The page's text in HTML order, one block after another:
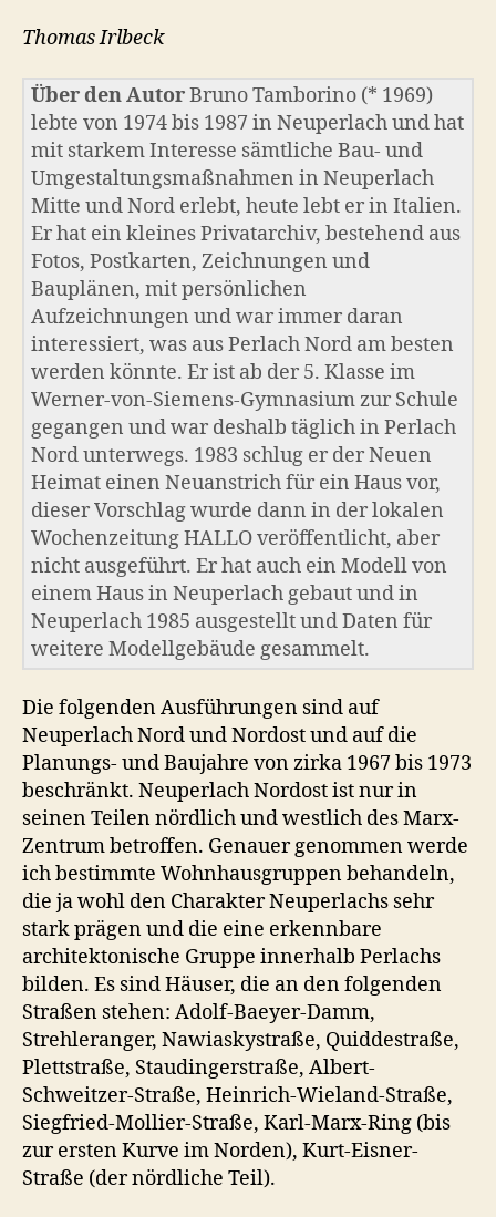
Thomas Irlbeck
Über den AutorBruno Tamborino (* 1969)
lebte von 1974 bis 1987 in Neuperlach und hat
mit starkem Interesse sämtliche Bau- und
Umgestaltungsmaßnahmen in Neuperlach
Mitte und Nord erlebt, heute lebt er in Italien.
Er hat ein kleines Privatarchiv, bestehend aus
Fotos, Postkarten, Zeichnungen und
Bauplänen, mit persönlichen
Aufzeichnungen und war immer daran
interessiert, was aus Perlach Nord am besten
werden könnte. Er ist ab der 5. Klasse im
Werner-von-Siemens-Gymnasium zur Schule
gegangen und war deshalb täglich in Perlach
Nord unterwegs. 1983 schlug er der Neuen
Heimat einen Neuanstrich für ein Haus vor,
dieser Vorschlag wurde dann in der lokalen
Wochenzeitung HALLO veröffentlicht, aber
nicht ausgeführt. Er hat auch ein Modell von
einem Haus in Neuperlach gebaut und in
Neuperlach 1985 ausgestellt und Daten für
weitere Modellgebäude gesammelt.
Die folgenden Ausführungen sind auf
Neuperlach Nord und Nordost und auf die
Planungs- und Baujahre von zirka 1967 bis 1973
beschränkt. Neuperlach Nordost ist nur in
seinen Teilen nördlich und westlich des Marx-
Zentrum betroffen. Genauer genommen werde
ich bestimmte Wohnhausgruppen behandeln,
die ja wohl den Charakter Neuperlachs sehr
stark prägen und die eine erkennbare
architektonische Gruppe innerhalb Perlachs
bilden. Es sind Häuser, die an den folgenden
Straßen stehen: Adolf-Baeyer-Damm,
Strehleranger, Nawiaskystraße, Quiddestraße,
Plettstraße, Staudingerstraße, Albert-
Schweitzer-Straße, Heinrich-Wieland-Straße,
Siegfried-Mollier-Straße, Karl-Marx-Ring (bis
zur ersten Kurve im Norden), Kurt-Eisner-
Straße (der nördliche Teil).